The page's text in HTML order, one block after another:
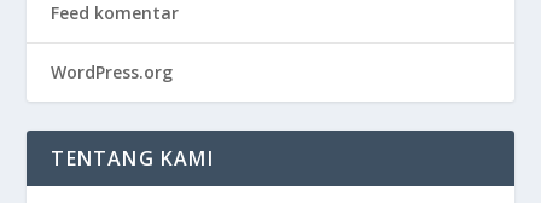
Feed komentar
WordPress.org
TENTANG KAMI